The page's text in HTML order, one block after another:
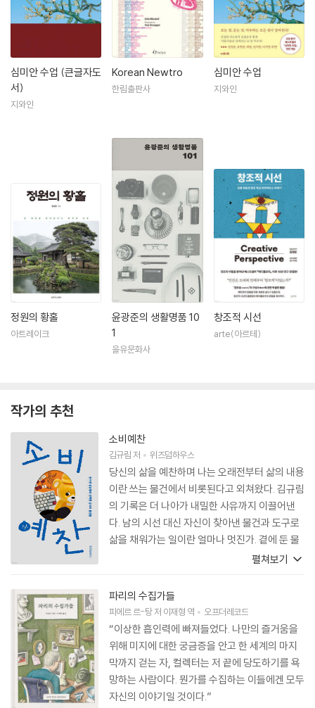
심미안 수업 (큰글자도
서)
지와인
Korean Newtro
한림출판사
심미안 수업
지와인
정원의 황홀
아트레이크
윤광준의 생활명품 10
1
을유문화사
창조적 시선
arte(아르테)
작가의 추천
소비예찬
김규림저 위즈덤하우스
당신의 삶을 예찬하며 나는 오래전부터 삶의 내용
이란 쓰는 물건에서 비롯된다고 외쳐왔다. 김규림
의 기록은 더 나아가 내밀한 사유까지 이끌어낸
다. 남의 시선 대신 자신이 찾아낸 물건과 도구로
삶을 채워가는 일이란 얼마나 멋진가. 곁에 둔 물
건이 좋으면 일상의 풍요는 저절로 따라온다. 당
찬’의 유혹은 정당하다.
펼쳐보기
파리의 수집가들
피에르 르-탕저 이재형 역 오프더레코드
“이상한 흡인력에 빠져들었다. 나만의 즐거움을
위해 미지에 대한 궁금증을 안고 한 세계의 마지
막까지 걷는 자, 컬렉터는 저 끝에 당도하기를 욕
망하는 사람이다. 뭔가를 수집하는 이들에겐 모두
자신의 이야기일 것이다.”